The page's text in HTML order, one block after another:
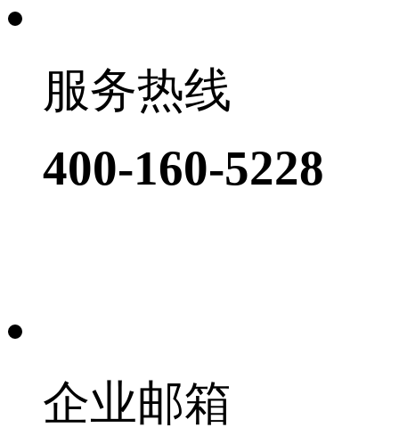
服务热线
400-160-5228
企业邮箱